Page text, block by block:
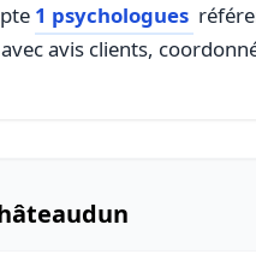
1 psychologues
avis clients,